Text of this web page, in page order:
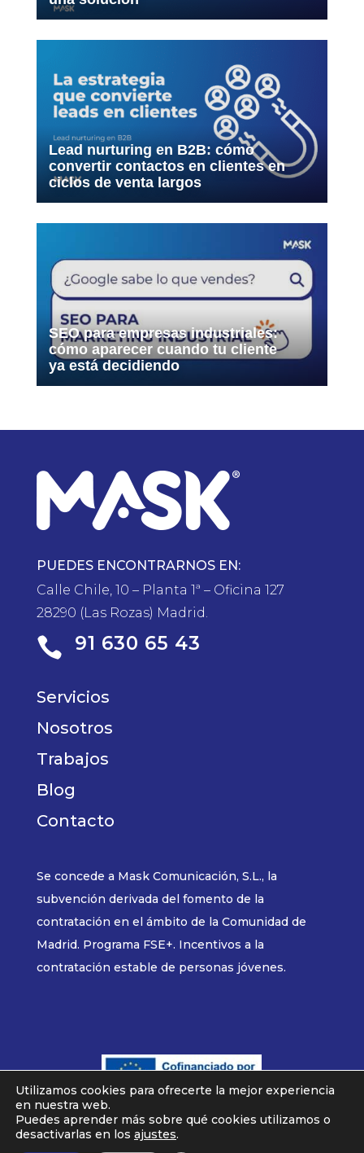
Lead nurturing en B2B: cómo
convertir contactos en clientes en
ciclos de venta largos
SEO para empresas industriales:
cómo aparecer cuando tu cliente
ya está decidiendo
PUEDES ENCONTRARNOS EN:
Calle Chile, 10 – Planta 1ª – Oficina 127
28290 (Las Rozas) Madrid.
 91 630 65 43
Servicios
Nosotros
Trabajos
Blog
Contacto
Se concede a Mask Comunicación, S.L., la
subvención derivada del fomento de la
contratación en el ámbito de la Comunidad de
Madrid. Programa FSE+. Incentivos a la
contratación estable de personas jóvenes.
MASK COMUNICACION © 2025
Utilizamos cookies para ofrecerte la mejor experiencia
en nuestra web.
Puedes aprender más sobre qué cookies utilizamos o
desactivarlas en los ajustes.